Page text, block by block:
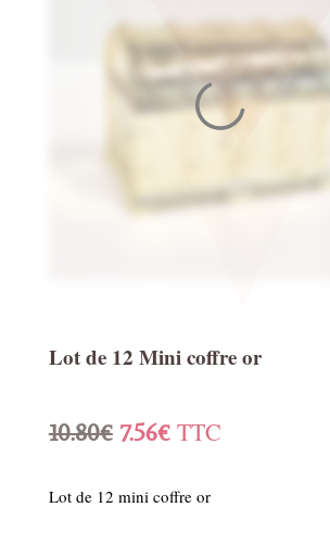
Lot de 12 Mini coffre or
10.80€ Le
7.56€Le
TTC
Lot de 12 mini coffre or